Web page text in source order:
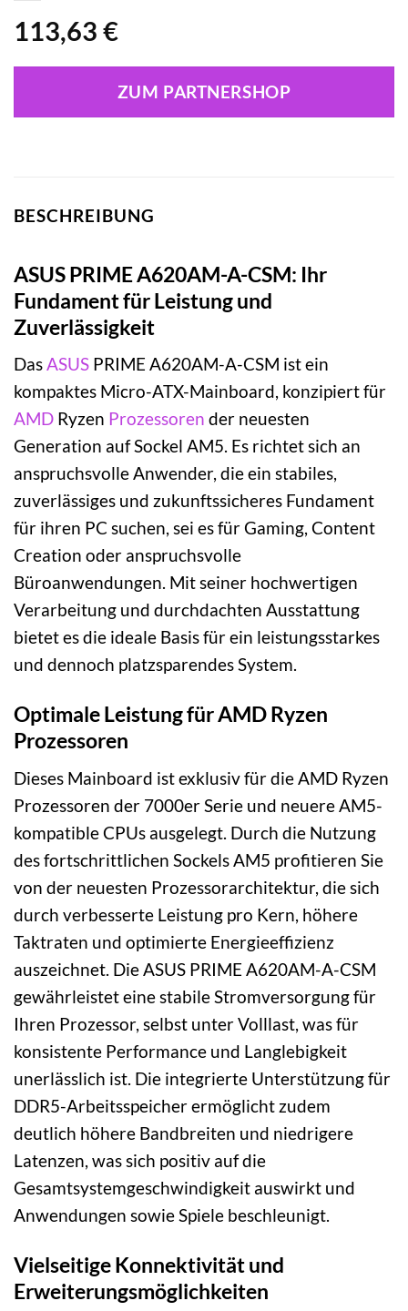
113,63 €
ZUM PARTNERSHOP
BESCHREIBUNG
ASUS PRIME A620AM-A-CSM: Ihr
Fundament für Leistung und
Zuverlässigkeit
DasASUS PRIME A620AM-A-CSM ist ein
kompaktes Micro-ATX-Mainboard, konzipiert für
AMD Ryzen Prozessoren der neuesten
Generation auf Sockel AM5. Es richtet sich an
anspruchsvolle Anwender, die ein stabiles,
zuverlässiges und zukunftssicheres Fundament
für ihren PC suchen, sei es für Gaming, Content
Creation oder anspruchsvolle
Büroanwendungen. Mit seiner hochwertigen
Verarbeitung und durchdachten Ausstattung
bietet es die ideale Basis für ein leistungsstarkes
und dennoch platzsparendes System.
Optimale Leistung für AMD Ryzen
Prozessoren
Dieses Mainboard ist exklusiv für die AMD Ryzen
Prozessoren der 7000er Serie und neuere AM5-
kompatible CPUs ausgelegt. Durch die Nutzung
des fortschrittlichen Sockels AM5 profitieren Sie
von der neuesten Prozessorarchitektur, die sich
durch verbesserte Leistung pro Kern, höhere
Taktraten und optimierte Energieeffizienz
auszeichnet. Die ASUS PRIME A620AM-A-CSM
gewährleistet eine stabile Stromversorgung für
Ihren Prozessor, selbst unter Volllast, was für
konsistente Performance und Langlebigkeit
unerlässlich ist. Die integrierte Unterstützung für
DDR5-Arbeitsspeicher ermöglicht zudem
deutlich höhere Bandbreiten und niedrigere
Latenzen, was sich positiv auf die
Gesamtsystemgeschwindigkeit auswirkt und
Anwendungen sowie Spiele beschleunigt.
Vielseitige Konnektivität und
Erweiterungsmöglichkeiten